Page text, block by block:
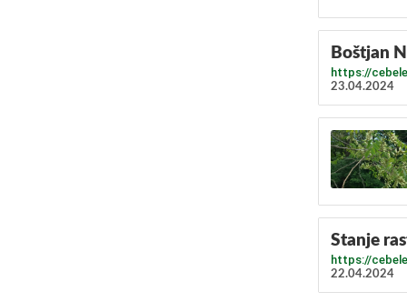
Boštjan
https://
23.04.2024
Stanje
https://
22.04.2024